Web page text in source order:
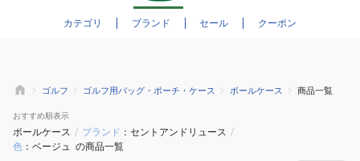
カテゴリ ブランド セール クーポン
さらに絞り込む
ゴルフ ゴルフ用バッグ・ポーチ・ケース ボールケース 商品一覧
おすすめ順表示
ボールケース / ブランド セントアンドリュース /
色
ベージュ の商品一覧